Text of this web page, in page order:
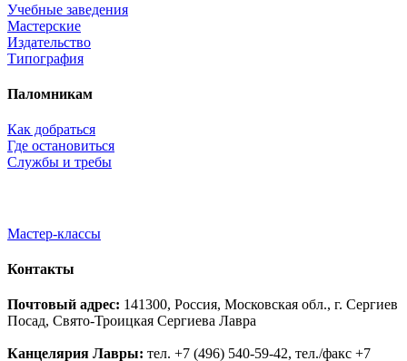
Учебные заведения
Мастерские
Издательство
Типография
Паломникам
Как добраться
Где остановиться
Службы и требы
Мастер-классы
Контакты
Почтовый адрес: 141300, Россия, Московская обл., г. Сергиев
Посад, Свято-Троицкая Сергиева Лавра
Канцелярия Лавры: тел. +7 (496) 540-59-42, тел./факс +7